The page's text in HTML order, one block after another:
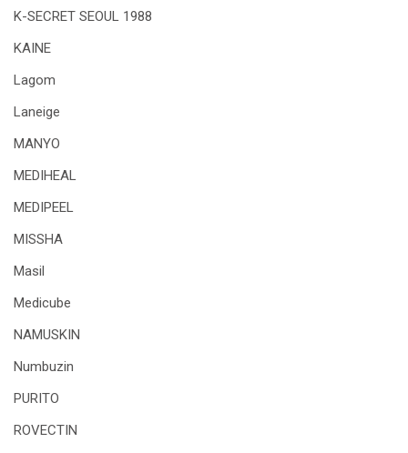
K-SECRET SEOUL 1988
KAINE
Lagom
Laneige
MANYO
MEDIHEAL
MEDIPEEL
MISSHA
Masil
Medicube
NAMUSKIN
Numbuzin
PURITO
ROVECTIN